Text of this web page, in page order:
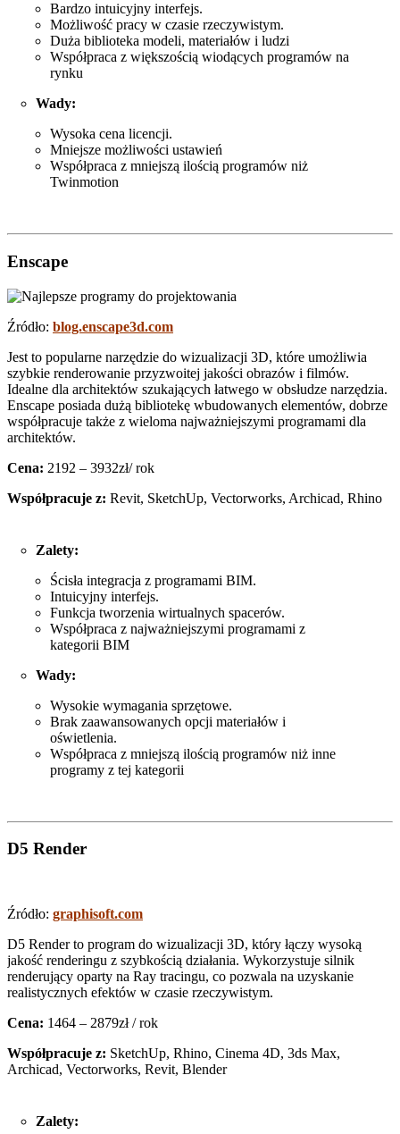
Bardzo intuicyjny interfejs.
Możliwość pracy w czasie rzeczywistym.
Duża biblioteka modeli, materiałów i ludzi
Współpraca z większością wiodących programów na
rynku
Wady:
Wysoka cena licencji.
Mniejsze możliwości ustawień
Współpraca z mniejszą ilością programów niż
Twinmotion
Enscape
Źródło: blog.enscape3d.com
Jest to popularne narzędzie do wizualizacji 3D, które umożliwia
szybkie renderowanie przyzwoitej jakości obrazów i filmów.
Idealne dla architektów szukających łatwego w obsłudze narzędzia.
Enscape posiada dużą bibliotekę wbudowanych elementów, dobrze
współpracuje także z wieloma najważniejszymi programami dla
architektów.
Cena: 2192 – 3932zł/ rok
Współpracuje z: Revit, SketchUp, Vectorworks, Archicad, Rhino
Zalety:
Ścisła integracja z programami BIM.
Intuicyjny interfejs.
Funkcja tworzenia wirtualnych spacerów.
Współpraca z najważniejszymi programami z
kategorii BIM
Wady:
Wysokie wymagania sprzętowe.
Brak zaawansowanych opcji materiałów i
oświetlenia.
Współpraca z mniejszą ilością programów niż inne
programy z tej kategorii
D5 Render
Źródło: graphisoft.com
D5 Render to program do wizualizacji 3D, który łączy wysoką
jakość renderingu z szybkością działania. Wykorzystuje silnik
renderujący oparty na Ray tracingu, co pozwala na uzyskanie
realistycznych efektów w czasie rzeczywistym.
Cena: 1464 – 2879zł / rok
Współpracuje z: SketchUp, Rhino, Cinema 4D, 3ds Max,
Archicad, Vectorworks, Revit, Blender
Zalety: